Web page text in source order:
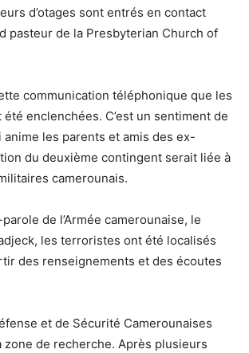
d’otages sont entrés en contact
pasteur de la Presbyterian Church of
communication téléphonique que les
enclenchées. C’est un sentiment de
anime les parents et amis des ex-
du deuxième contingent serait liée à
camerounais.
de l’Armée camerounaise, le
les terroristes ont été localisés
des renseignements et des écoutes
et de Sécurité Camerounaises
de recherche. Après plusieurs